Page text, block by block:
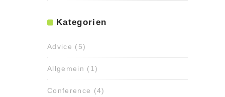
Kategorien
Advice (5)
Allgemein (1)
Conference (4)